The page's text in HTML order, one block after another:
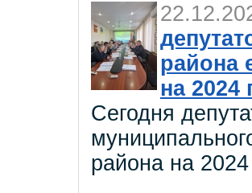
района
на 2024
Сегодня
района на